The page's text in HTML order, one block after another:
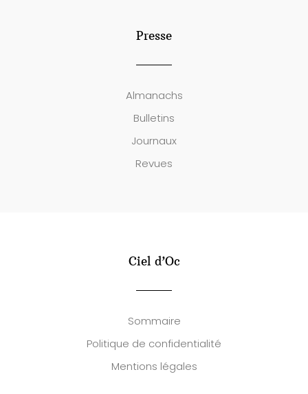
Presse
Almanachs
Bulletins
Journaux
Revues
Ciel d’Oc
Sommaire
Politique de confidentialité
Mentions légales